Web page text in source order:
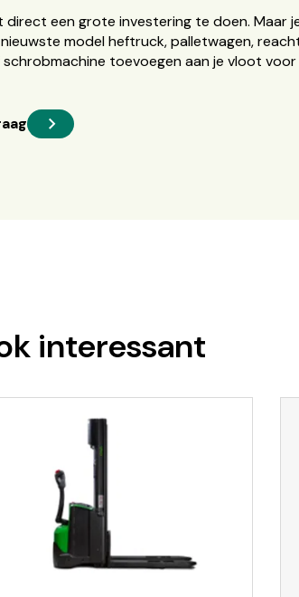
direct een grote investering te doen. Maar
model heftruck, palletwagen,
toevoegen aan je vloot
interessant